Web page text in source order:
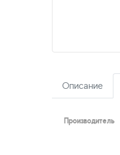
Описание
Производитель